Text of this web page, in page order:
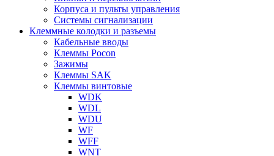
Корпуса и пульты управления
Системы сигнализации
Клеммные колодки и разъемы
Кабельные вводы
Клеммы Pocon
Зажимы
Клеммы SAK
Клеммы винтовые
WDK
WDL
WDU
WF
WFF
WNT